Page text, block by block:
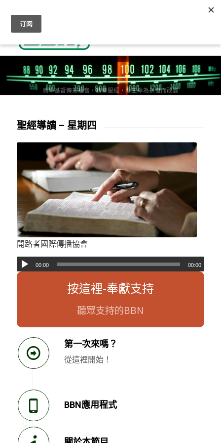
高舉基督傳揚福音，教導聖經，看生命為永恆而改變
聖經導讀 – 星期四
開路者國際傳播協會
00:00 00:00
按這裡-奉獻支持
聽眾支持的BBN
第一次來嗎？
從這裡開始！
BBN應用程式